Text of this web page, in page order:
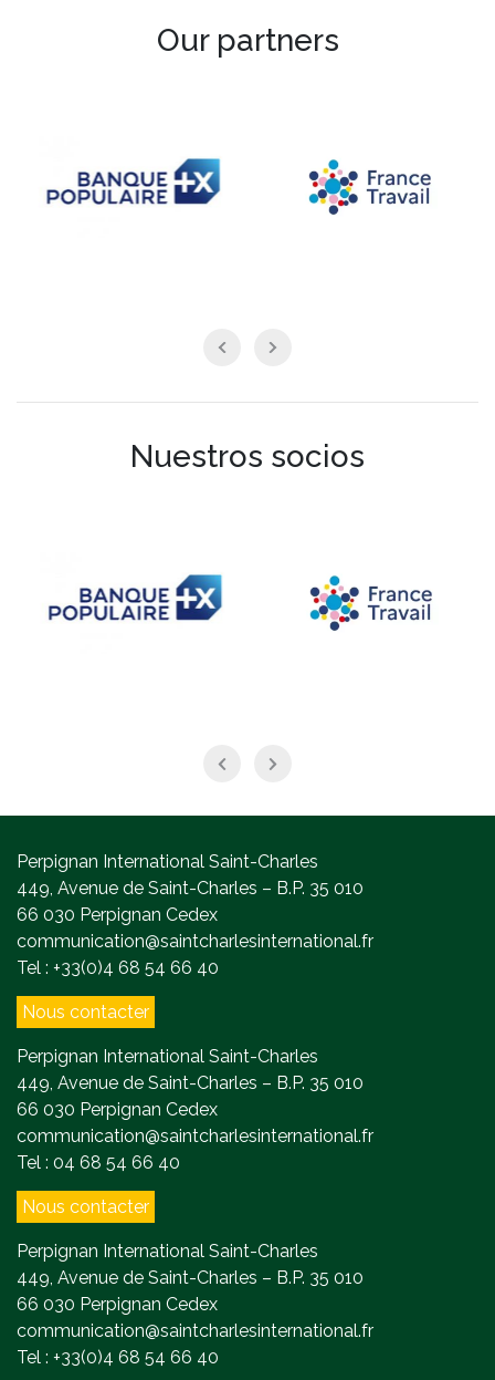
Our partners
Nuestros socios
Perpignan International Saint-Charles
449, Avenue de Saint-Charles – B.P. 35 010
66 030 Perpignan Cedex
communication@saintcharlesinternational.fr
Tel : +33(0)4 68 54 66 40
Nous contacter
Perpignan International Saint-Charles
449, Avenue de Saint-Charles – B.P. 35 010
66 030 Perpignan Cedex
communication@saintcharlesinternational.fr
Tel : 04 68 54 66 40
Nous contacter
Perpignan International Saint-Charles
449, Avenue de Saint-Charles – B.P. 35 010
66 030 Perpignan Cedex
communication@saintcharlesinternational.fr
Tel : +33(0)4 68 54 66 40